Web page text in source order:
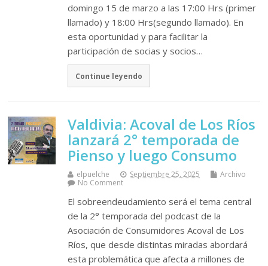
domingo 15 de marzo a las 17:00 Hrs (primer
llamado) y 18:00 Hrs(segundo llamado). En
esta oportunidad y para facilitar la
participación de socias y socios…
Continue leyendo
Valdivia: Acoval de Los Ríos
lanzará 2° temporada de
Pienso y luego Consumo
elpuelche Septiembre 25, 2025
Archivo
No Comment
El sobreendeudamiento será el tema central
de la 2° temporada del podcast de la
Asociación de Consumidores Acoval de Los
Ríos, que desde distintas miradas abordará
esta problemática que afecta a millones de